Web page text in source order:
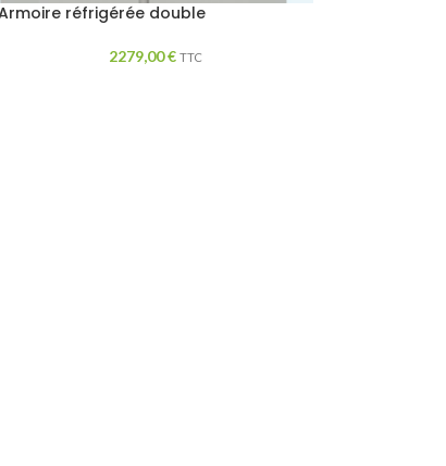
réfrigérée double
2279,00€ TTC